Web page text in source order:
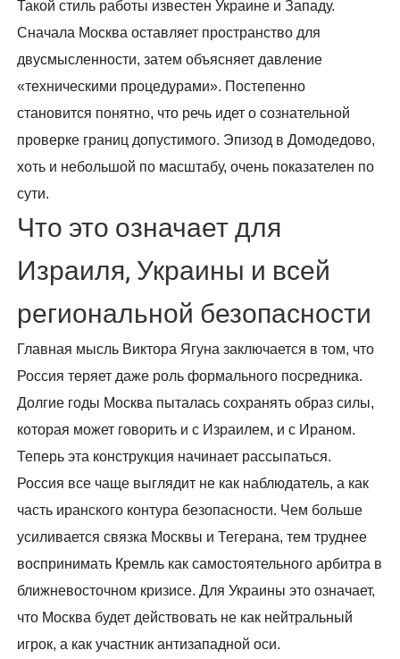
Такой стиль работы известен Украине и Западу.
Сначала Москва оставляет пространство для
двусмысленности, затем объясняет давление
«техническими процедурами». Постепенно
становится понятно, что речь идет о сознательной
проверке границ допустимого. Эпизод в Домодедово,
хоть и небольшой по масштабу, очень показателен по
сути.
Что это означает для
Израиля, Украины и всей
региональной безопасности
Главная мысль Виктора Ягуна заключается в том, что
Россия теряет даже роль формального посредника.
Долгие годы Москва пыталась сохранять образ силы,
которая может говорить и с Израилем, и с Ираном.
Теперь эта конструкция начинает рассыпаться.
Россия все чаще выглядит не как наблюдатель, а как
часть иранского контурa безопасности. Чем больше
усиливается связка Москвы и Тегерана, тем труднее
воспринимать Кремль как самостоятельного арбитра в
ближневосточном кризисе. Для Украины это означает,
что Москва будет действовать не как нейтральный
игрок, а как участник антизападной оси.